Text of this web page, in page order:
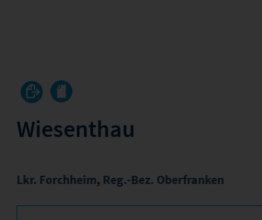
Wiesenthau
Lkr. Forchheim, Reg.-Bez. Oberfranken